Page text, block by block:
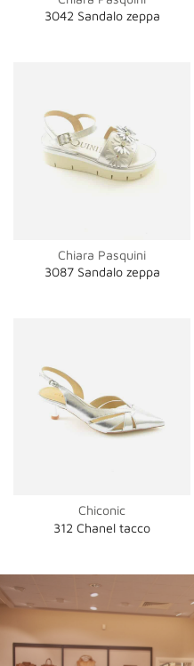
3042 Sandalo zeppa
Chiara Pasquini
3087 Sandalo zeppa
Chiconic
312 Chanel tacco